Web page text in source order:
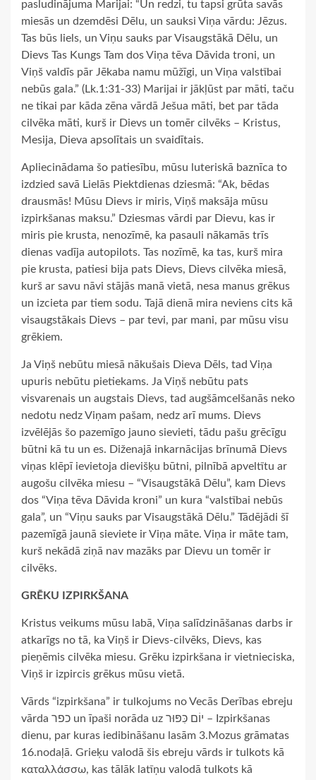
pasludinājuma Marijai: “Un redzi, tu tapsi grūta savās
miesās un dzemdēsi Dēlu, un sauksi Viņa vārdu: Jēzus.
Tas būs liels, un Viņu sauks par Visaugstākā Dēlu, un
Dievs Tas Kungs Tam dos Viņa tēva Dāvida troni, un
Viņš valdīs pār Jēkaba namu mūžīgi, un Viņa valstībai
nebūs gala.” (Lk.1:31-33) Marijai ir jākļūst par māti, taču
ne tikai par kāda zēna vārdā Ješua māti, bet par tāda
cilvēka māti, kurš ir Dievs un tomēr cilvēks – Kristus,
Mesija, Dieva apsolītais un svaidītais.
Apliecinādama šo patiesību, mūsu luteriskā baznīca to
izdzied savā Lielās Piektdienas dziesmā: “Ak, bēdas
drausmās! Mūsu Dievs ir miris, Viņš maksāja mūsu
izpirkšanas maksu.” Dziesmas vārdi par Dievu, kas ir
miris pie krusta, nenozīmē, ka pasauli nākamās trīs
dienas vadīja autopilots. Tas nozīmē, ka tas, kurš mira
pie krusta, patiesi bija pats Dievs, Dievs cilvēka miesā,
kurš ar savu nāvi stājās manā vietā, nesa manus grēkus
un izcieta par tiem sodu. Tajā dienā mira neviens cits kā
visaugstākais Dievs – par tevi, par mani, par mūsu visu
grēkiem.
Ja Viņš nebūtu miesā nākušais Dieva Dēls, tad Viņa
upuris nebūtu pietiekams. Ja Viņš nebūtu pats
visvarenais un augstais Dievs, tad augšāmcelšanās neko
nedotu nedz Viņam pašam, nedz arī mums. Dievs
izvēlējās šo pazemīgo jauno sievieti, tādu pašu grēcīgu
būtni kā tu un es. Diženajā inkarnācijas brīnumā Dievs
viņas klēpī ievietoja dievišķu būtni, pilnībā apveltītu ar
augošu cilvēka miesu – “Visaugstākā Dēlu”, kam Dievs
dos “Viņa tēva Dāvida kroni” un kura “valstībai nebūs
gala”, un “Viņu sauks par Visaugstākā Dēlu.” Tādējādi šī
pazemīgā jaunā sieviete ir Viņa māte. Viņa ir māte tam,
kurš nekādā ziņā nav mazāks par Dievu un tomēr ir
cilvēks.
GRĒKU IZPIRKŠANA
Kristus veikums mūsu labā, Viņa salīdzināšanas darbs ir
atkarīgs no tā, ka Viņš ir Dievs-cilvēks, Dievs, kas
pieņēmis cilvēka miesu. Grēku izpirkšana ir vietnieciska,
Viņš ir izpircis grēkus mūsu vietā.
Vārds “izpirkšana” ir tulkojums no Vecās Derības ebreju
vārda כפר un īpaši norāda uz יוֹם כִּפּוּר – Izpirkšanas
dienu, par kuras iedibināšanu lasām 3.Mozus grāmatas
16.nodaļā. Grieķu valodā šis ebreju vārds ir tulkots kā
καταλλάσσω, kas tālāk latīņu valodā tulkots kā